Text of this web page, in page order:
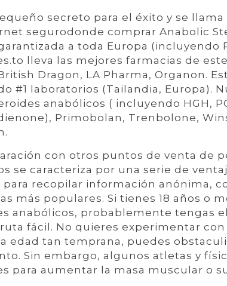
secreto para el éxito y se
segurodonde comprar Anabolic
a toda Europa (incluyendo
lleva las mejores farmacias de
Dragon, LA Pharma, Organon.
#1 laboratorios (Tailandia, Europa).
anabólicos ( incluyendo HGH,
Primobolan, Trenbolone,
con otros puntos de venta de
se caracteriza por una serie de
para recopilar información anónima,
más populares. Si tienes 18 años o
anabólicos, probablemente tengas
fácil. No quieres experimentar
edad tan temprana, puedes
Sin embargo, algunos atletas y
para aumentar la masa muscular o